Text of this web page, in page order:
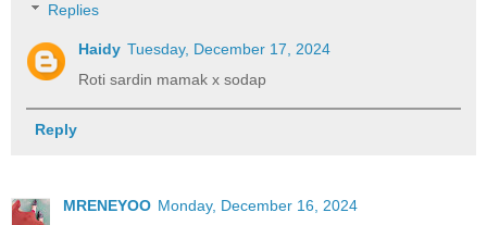
Replies
Haidy Tuesday, December 17, 2024
Roti sardin mamak x sodap
Reply
MRENEYOO Monday, December 16, 2024